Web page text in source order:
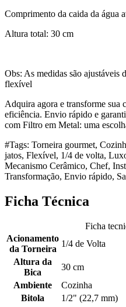
Comprimento da caida da água
Altura total: 30 cm
Obs: As medidas são ajustáveis
flexível
Adquira agora e transforme sua
eficiência. Envio rápido e
com Filtro em Metal: uma
#Tags: Torneira gourmet,
jatos, Flexível, 1/4 de volta,
Mecanismo Cerâmico, Chef,
Transformação, Envio rápido,
Ficha Técnica
Ficha
Acionamento
da Torneira
1/4 de Volta
Altura da
Bica
30 cm
Ambiente
Cozinha
Bitola
1/2" (22,7 mm)